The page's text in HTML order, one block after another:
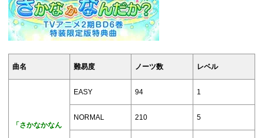
曲名 難易度 ノーツ数 レベル
「さかなかなん
EASY 94 1
NORMAL 210 5